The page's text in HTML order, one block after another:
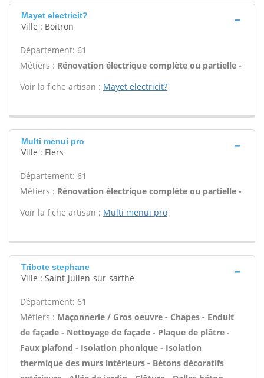
Mayet electricit?
Ville : Boitron
Département: 61
Métiers : Rénovation électrique complète ou partielle -
Voir la fiche artisan : Mayet electricit?
Multi menui pro
Ville : Flers
Département: 61
Métiers : Rénovation électrique complète ou partielle -
Voir la fiche artisan : Multi menui pro
Tribote stephane
Ville : Saint-julien-sur-sarthe
Département: 61
Métiers : Maçonnerie / Gros oeuvre - Chapes - Enduit
de façade - Nettoyage de façade - Plaque de plâtre -
Faux plafond - Isolation phonique - Isolation
thermique des murs intérieurs - Bétons décoratifs